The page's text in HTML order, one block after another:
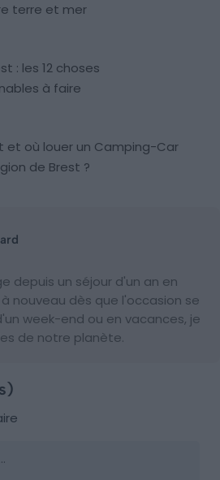
terre et mer
: les 12 choses
à faire
et où louer un Camping-Car
de Brest ?
depuis un séjour d'un an en
nouveau dès que l'occasion se
week-end ou en vacances, je
de notre planète.